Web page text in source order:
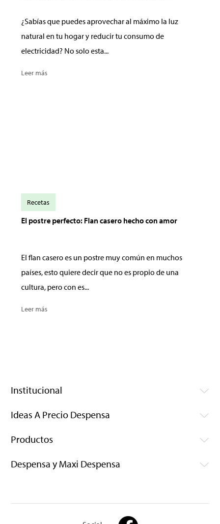
¿Sabías que puedes aprovechar al máximo la luz
natural en tu hogar y reducir tu consumo de
electricidad? No solo esta...
Leer más
El postre perfecto: Flan casero hecho con amor
El flan casero es un postre muy común en muchos
países, esto quiere decir que no es propio de una
cultura, pero con es...
Leer más
Recetas
Institucional
Ideas A Precio Despensa
Productos
Despensa y Maxi Despensa